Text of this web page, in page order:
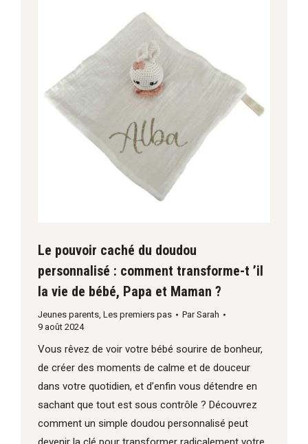
Le pouvoir caché du doudou
personnalisé : comment transforme-t ’il
la vie de bébé, Papa et Maman ?
Jeunes parents, Les premiers pas ParSarah
9 août 2024
Vous rêvez de voir votre bébé sourire de bonheur,
de créer des moments de calme et de douceur
dans votre quotidien, et d’enfin vous détendre en
sachant que tout est sous contrôle ? Découvrez
comment un simple doudou personnalisé peut